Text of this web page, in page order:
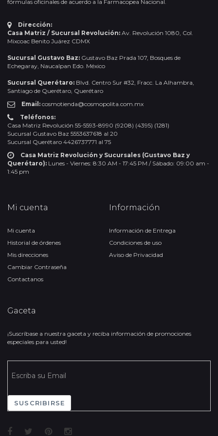
fórmulas oficinales de acuerdo a la Farmacopea Nacional.
Dirección:
Casa Matriz / Sucursal Revolución: Av. Revolución 1080, Col.
Mixcoac Benito Juárez CDMX
Sucursal Gustavo Baz: Gustavo Baz Prada 107, Bosques de
Echegaray, Naucalpan Edo. México
Sucursal Querétaro: Blvd. Centro Sur #32, Fracc. La Alhambra,
Santiago de Querétaro, Querétaro
Email: cosmotienda@cosmopolita.com.mx
Teléfonos:
Casa Matriz Revolución 55-5593-8990 (9208) (4395) (1281)
Sucursal Gustavo Baz 5553637618 al 20
Sucursal Querétaro 4426737771 al 75
Casa Matriz Revolución y Sucursales (Gustavo Baz y
Querétaro): Lunes - Viernes: 8:30 AM - 17:45 PM / Sábado: 09:00 am -
1:45 pm
Mi cuenta
Mi cuenta
Historial de órdenes
Mis direcciones
Cambiar Contraseña
Contactanos
Información
Información de Entrega
Condiciones de uso
Aviso de Privacidad
Gaceta
¡Suscríbase a nuestra gaceta y reciba información de promociones
especiales para usted!
SUSCRIBIRSE